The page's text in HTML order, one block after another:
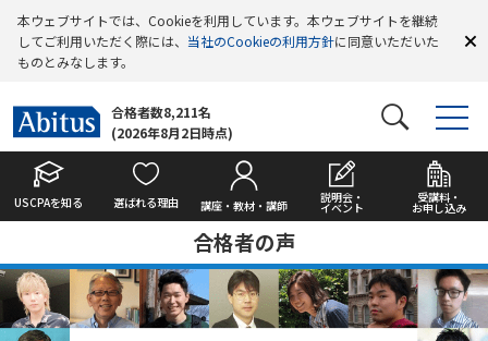
本ウェブサイトでは、Cookieを利用しています。本ウェブサイトを継続
してご利用いただく際には、 当社のCookieの利用方針に同意いただいた
ものとみなします。
合格者数8,211名
(2026年8月2日時点)
USCPAを知る 選ばれる理由 講座・教材・講師
説明会・
イベント
受講料・
お申し込み
合格者の声